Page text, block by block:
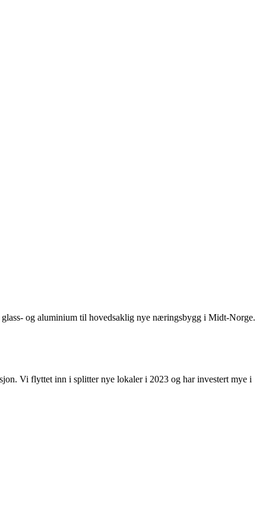
og aluminium til hovedsaklig nye næringsbygg i Midt-Norge.
Vi flyttet inn i splitter nye lokaler i 2023 og har investert mye i